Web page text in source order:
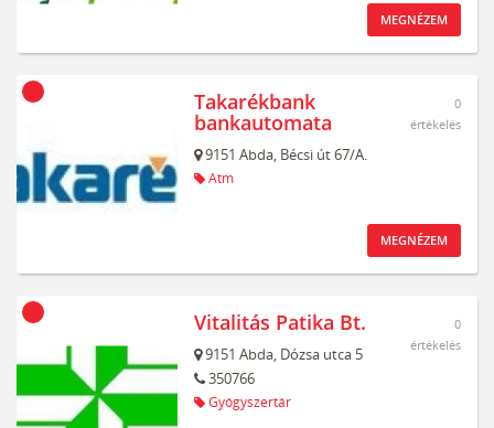
MEGNÉZEM
Takarékbank
bankautomata
9151 Abda, Bécsi út 67/A.
Atm
0
értékelés
MEGNÉZEM
Vitalitás Patika Bt.
9151 Abda, Dózsa utca 5
350766
Gyógyszertár
0
értékelés